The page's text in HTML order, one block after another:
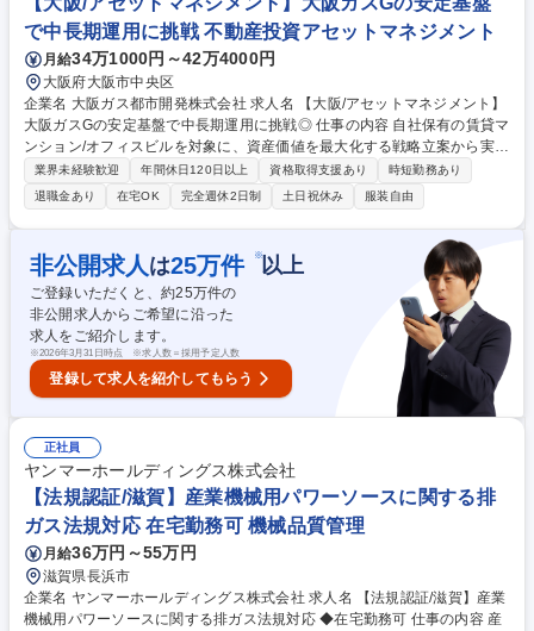
で中長期運用に挑戦 不動産投資アセットマネジメント
月給34万1000円～42万4000円
大阪府大阪市中央区
企業名 大阪ガス都市開発株式会社 求人名 【大阪/アセットマネジメント】
大阪ガスGの安定基盤で中長期運用に挑戦◎ 仕事の内容 自社保有の賃貸マ
ンション/オフィスビルを対象に、資産価値を最大化する戦略立案から実行
までお任せします。Daigasグループの安定した経営基盤のもと、専門性を
活かし、 中長期的なキャリア形成が可能◎ ■資産ポートフォリオ戦略の策
定 ■物件の収益向上を目的とした運営計画の立案・実行（バリューアッ
プ・リーシング等） ■PM会社との連携（指導・業務管理） ■運営管理ノウ
ハウを反映し、開発時の商品企画の策定 ■物件売却時などのアセットマネ
ジメント業務 募集職種 【大阪/アセットマネジメント】大阪ガスGの安定
基盤で中長期運用に挑戦◎
業界未経験歓迎 年間休日120日以上 資格取得支援あり
時短勤務あり
退職金あり
在宅OK 完全週休2日制 土日祝休み 服装自由
非公開求人 は25万件 ※以上
ご登録いただくと、約25万件の
非公開求人からご希望に沿った
求人をご紹介します。
※2026年3月31日時点 ※求人数＝採用予定人数
登録して求人を紹介してもらう
正社員
ヤンマーホールディングス株式会社
【法規認証/滋賀】産業機械用パワーソースに関する排
ガス法規対応 在宅勤務可 機械品質管理
月給36万円～55万円
滋賀県長浜市
企業名 ヤンマーホールディングス株式会社 求人名 【法規認証/滋賀】産業
機械用パワーソースに関する排ガス法規対応 ◆在宅勤務可 仕事の内容 産